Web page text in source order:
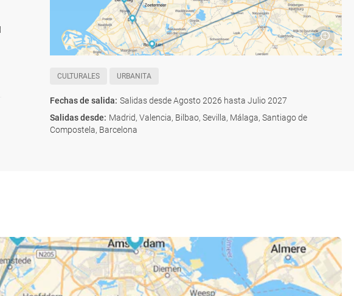
CULTURALES URBANITA
Fechas de salida: Salidas desde Agosto 2026 hasta Julio 2027
Salidas desde: Madrid, Valencia, Bilbao, Sevilla, Málaga, Santiago de
Compostela, Barcelona